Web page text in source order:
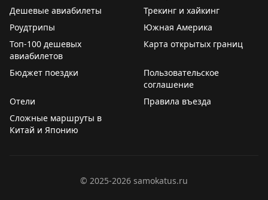
Дешевые авиабилеты
Трекинг и хайкинг
Роудтрипы
Южная Америка
Топ-100 дешевых
авиабилетов
Карта открытых границ
Бюджет поездки
Пользовательское
соглашение
Отели
Правила въезда
Сложные маршруты в
Китай и Японию
© 2025-2026 samokatus.ru